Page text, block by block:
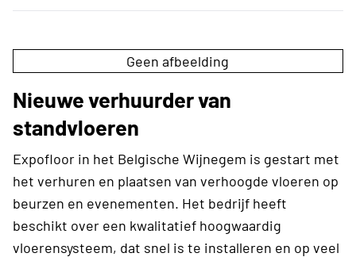
Geen afbeelding
Nieuwe verhuurder van
standvloeren
Expofloor in het Belgische Wijnegem is gestart met
het verhuren en plaatsen van verhoogde vloeren op
beurzen en evenementen. Het bedrijf heeft
beschikt over een kwalitatief hoogwaardig
vloerensysteem, dat snel is te installeren en op veel